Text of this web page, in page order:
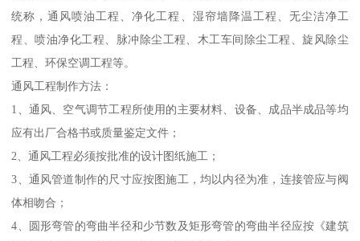
统称，通风喷油工程、净化工程、湿帘墙降温工程、无尘洁净工
程、喷油净化工程、脉冲除尘工程、木工车间除尘工程、旋风除尘
工程、环保空调工程等。
通风工程制作方法：
1、通风、空气调节工程所使用的主要材料、设备、成品半成品等均
应有出厂合格书或质量鉴定文件；
2、通风工程必须按批准的设计图纸施工；
3、通风管道制作的尺寸应按图施工，均以内径为准，连接管应与阀
体相吻合；
4、圆形弯管的弯曲半径和少节数及矩形弯管的弯曲半径应按《建筑